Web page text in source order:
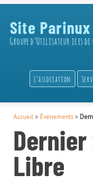
Site Parinux
Groupe d’Utilisateur·ices
L’association
Accueil > Événements>
Libre